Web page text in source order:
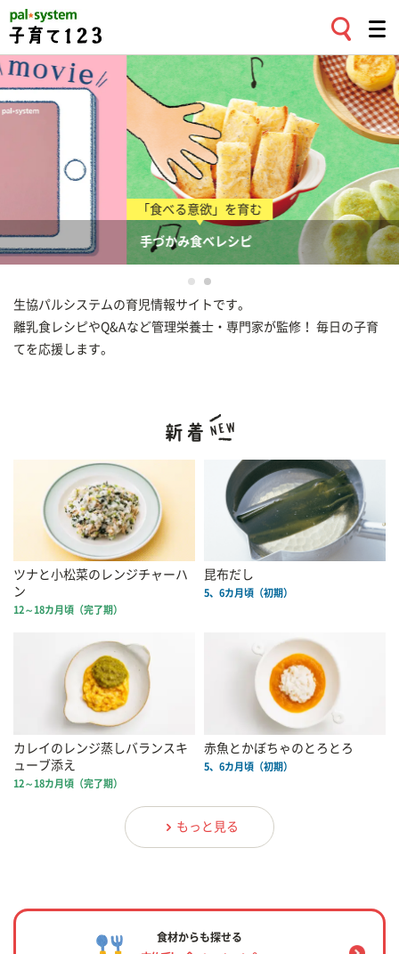
「食べる意欲」を育む
手づかみ食べレシピ
生協パルシステムの育児情報サイトです。
離乳食レシピやQ&Aなど管理栄養士・専門家が監修！ 毎日の子育
てを応援します。
ツナと小松菜のレンジチャーハ
ン
12～18カ月頃（完了期）
昆布だし
5、6カ月頃（初期）
カレイのレンジ蒸しバランスキ
ューブ添え
12～18カ月頃（完了期）
赤魚とかぼちゃのとろとろ
5、6カ月頃（初期）
もっと見る
食材からも探せる